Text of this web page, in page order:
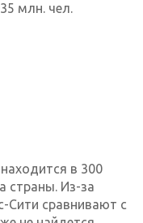
млн. чел.
в 300
страны. Из-за
Сити сравнивают с